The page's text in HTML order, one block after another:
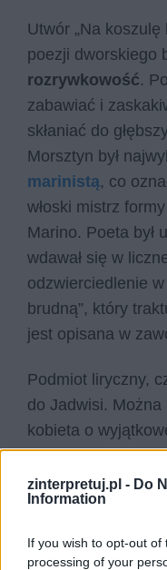
zinterpretuj.pl - Do
Information
If you wish to opt-out
processing of your
Utwór „Na
poezji dworskiego
rozrywkowość.
zabawiać i
skłaniać do
Morsztyn był
marinistą, co
włoski mistrz
Marino. Poeta był
wdawał się w
odzwierciedlenie
brudną”, który
jest opisana w
Podmiot liryczny,
do Jadwisi.
kobieta o
o jej względy
powodzenie to
jednak nie wiąże
fatale, która